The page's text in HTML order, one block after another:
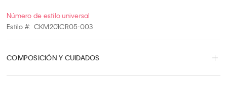
Número de estilo universal
Estilo #: CKM201CR05-003
COMPOSICIÓN Y CUIDADOS